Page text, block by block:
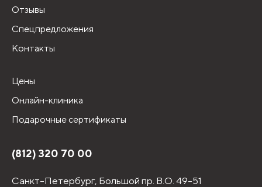
Отзывы
Спецпредложения
Контакты
Цены
Онлайн-клиника
Подарочные сертификаты
(812) 320 70 00
Санкт-Петербург, Большой пр. В.О. 49-51